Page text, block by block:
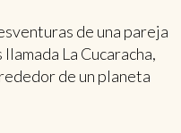
de una pareja
La Cucaracha,
de un planeta